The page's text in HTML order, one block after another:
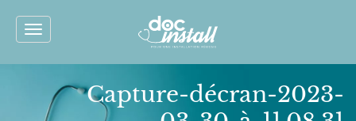
Toggle
Capture-décran-2023-